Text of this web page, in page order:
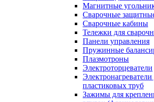
Магнитные
Сварочные
Сварочные кабины
Тележки для
Панели управления
Пружинные
Плазмотроны
Электроторцеватели
Электронагреватели
пластиковых труб
Зажимы для